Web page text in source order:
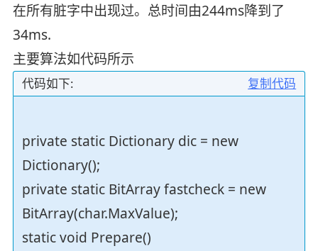
在所有脏字中出现过。总时间由244ms降到了
34ms.
主要算法如代码所示
复制代码
代码如下:
private static Dictionary dic = new
Dictionary();
private static BitArray fastcheck = new
BitArray(char.MaxValue);
static void Prepare()